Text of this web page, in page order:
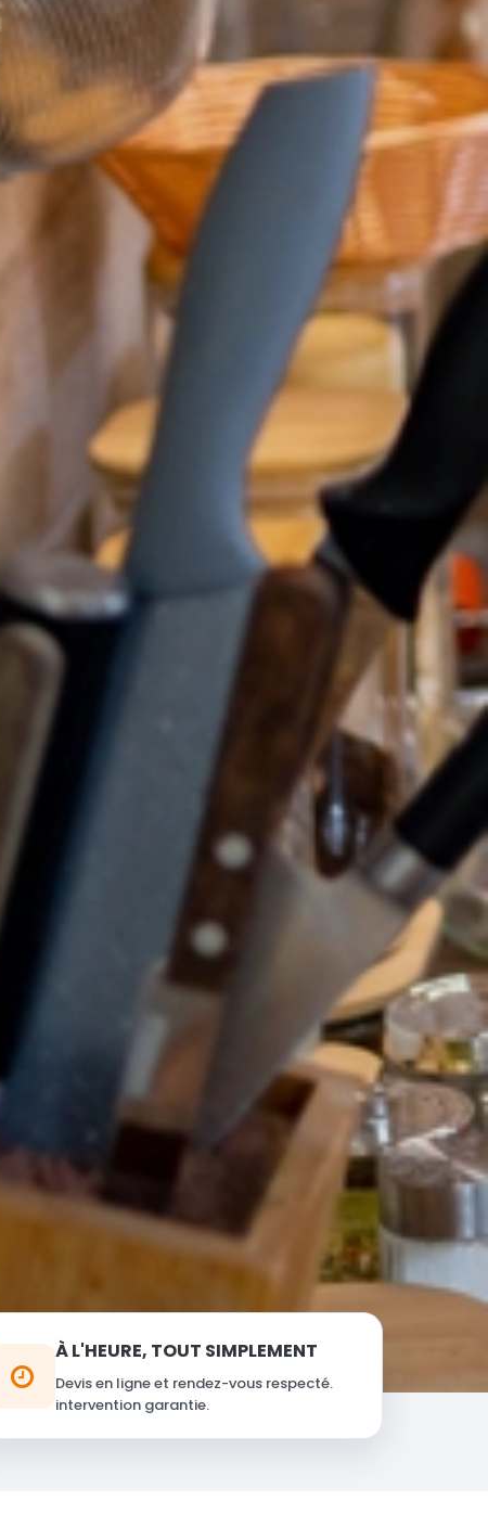
À L'HEURE, TOUT SIMPLEMENT
Devis en ligne et rendez-vous respecté.
intervention garantie.